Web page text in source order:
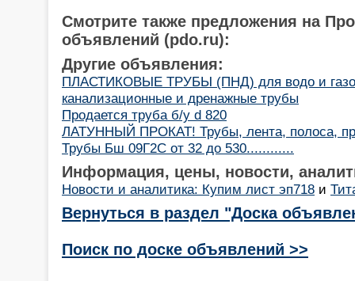
Смотрите также предложения на
объявлений (pdo.ru):
Другие объявления:
ПЛАСТИКОВЫЕ ТРУБЫ (ПНД) для водо и
канализационные и дренажные трубы
Продается труба б/у d 820
ЛАТУННЫЙ ПРОКАТ! Трубы, лента, полоса,
Трубы Бш 09Г2С от 32 до 530............
Информация, цены, новости,
Новости и аналитика: Купим лист эп718 и
Вернуться в раздел "Доска
Поиск по доске объявлений >>